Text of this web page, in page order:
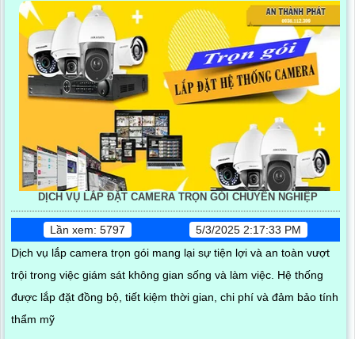
DỊCH VỤ LẮP ĐẶT CAMERA TRỌN GÓI CHUYÊN NGHIỆP
Lần xem: 5797
5/3/2025 2:17:33 PM
Dịch vụ lắp camera trọn gói mang lại sự tiện lợi và an toàn vượt
trội trong việc giám sát không gian sống và làm việc. Hệ thống
được lắp đặt đồng bộ, tiết kiệm thời gian, chi phí và đảm bảo tính
thẩm mỹ